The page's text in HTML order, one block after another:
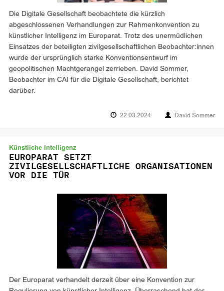
Die Digitale Gesellschaft beobachtete die kürzlich
abgeschlossenen Verhandlungen zur Rahmenkonvention zu
künstlicher Intelligenz im Europarat. Trotz des unermüdlichen
Einsatzes der beteiligten zivilgesellschaftlichen Beobachter:innen
wurde der ursprünglich starke Konventionsentwurf im
geopolitischen Machtgerangel zerrieben. David Sommer,
Beobachter im CAI für die Digitale Gesellschaft, berichtet
darüber.
22.03.2024 David Sommer
Künstliche Intelligenz
EUROPARAT SETZT
ZIVILGESELLSCHAFTLICHE ORGANISATIONEN
VOR DIE TÜR
Der Europarat verhandelt derzeit über eine Konvention zur